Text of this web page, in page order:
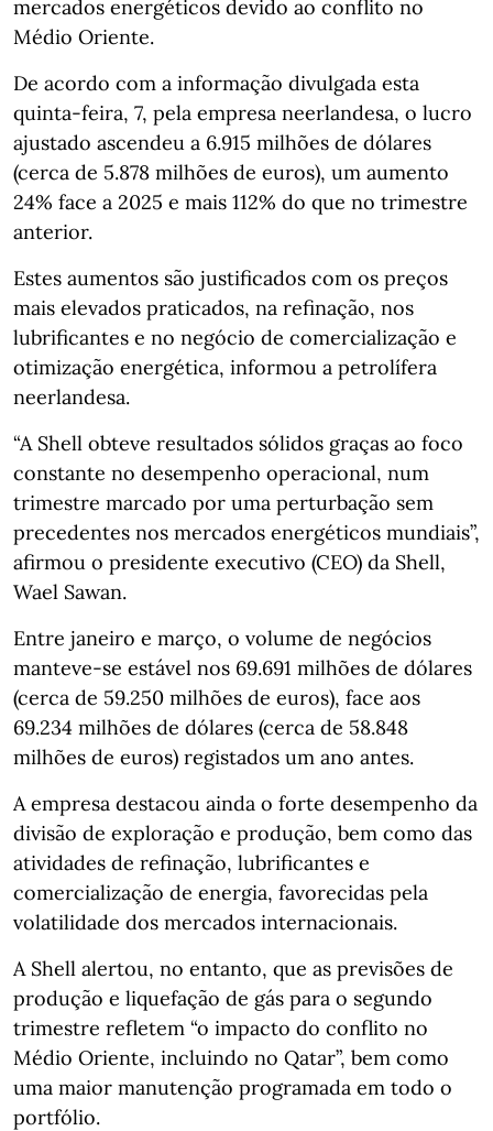
mercados energéticos devido ao conflito no
Médio Oriente.
De acordo com a informação divulgada esta
quinta-feira, 7, pela empresa neerlandesa, o lucro
ajustado ascendeu a 6.915 milhões de dólares
(cerca de 5.878 milhões de euros), um aumento
24% face a 2025 e mais 112% do que no trimestre
anterior.
Estes aumentos são justificados com os preços
mais elevados praticados, na refinação, nos
lubrificantes e no negócio de comercialização e
otimização energética, informou a petrolífera
neerlandesa.
“A Shell obteve resultados sólidos graças ao foco
constante no desempenho operacional, num
trimestre marcado por uma perturbação sem
precedentes nos mercados energéticos mundiais”,
afirmou o presidente executivo (CEO) da Shell,
Wael Sawan.
Entre janeiro e março, o volume de negócios
manteve-se estável nos 69.691 milhões de dólares
(cerca de 59.250 milhões de euros), face aos
69.234 milhões de dólares (cerca de 58.848
milhões de euros) registados um ano antes.
A empresa destacou ainda o forte desempenho da
divisão de exploração e produção, bem como das
atividades de refinação, lubrificantes e
comercialização de energia, favorecidas pela
volatilidade dos mercados internacionais.
A Shell alertou, no entanto, que as previsões de
produção e liquefação de gás para o segundo
trimestre refletem “o impacto do conflito no
Médio Oriente, incluindo no Qatar”, bem como
uma maior manutenção programada em todo o
portfólio.